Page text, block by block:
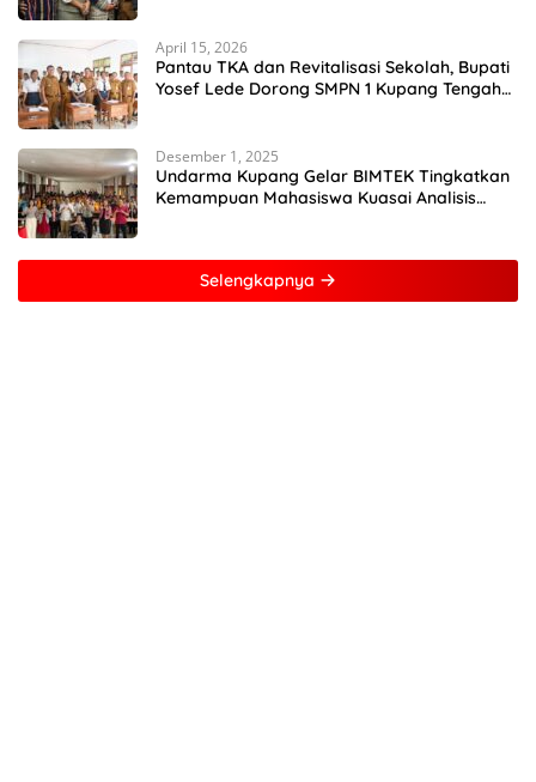
April 15, 2026
Pantau TKA dan Revitalisasi Sekolah, Bupati
Yosef Lede Dorong SMPN 1 Kupang Tengah
Desember 1, 2025
Undarma Kupang Gelar BIMTEK Tingkatkan
Kemampuan Mahasiswa Kuasai Analisis
Selengkapnya